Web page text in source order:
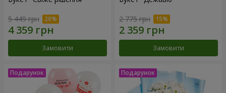
5 449 грн
Замовити
2 775 грн
Замовити